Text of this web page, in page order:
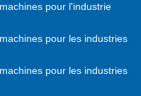
pour l'industrie
pour les industries
pour les industries